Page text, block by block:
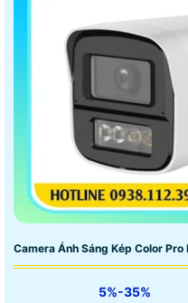
Camera Ánh Sáng Kép Color
5%-35%